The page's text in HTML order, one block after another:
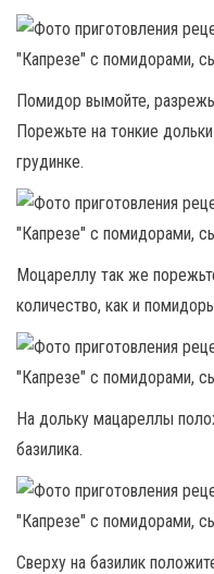
Помидор вымойте,
Порежьте на тонкие
грудинке.
Моцареллу так же
количество, как и
На дольку мацареллы
базилика.
Сверху на базилик